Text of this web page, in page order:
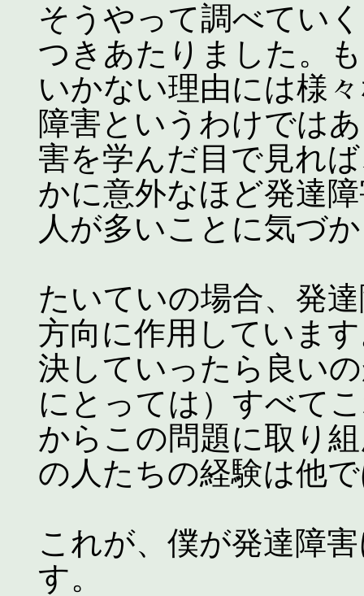
そうやって調べてい
つきあたりました。
いかない理由には様
障害というわけでは
害を学んだ目で見れ
かに意外なほど発達
人が多いことに気づ
たいていの場合、発
方向に作用していま
決していったら良い
にとっては）すべて
からこの問題に取り
の人たちの経験は他
これが、僕が発達障
す。